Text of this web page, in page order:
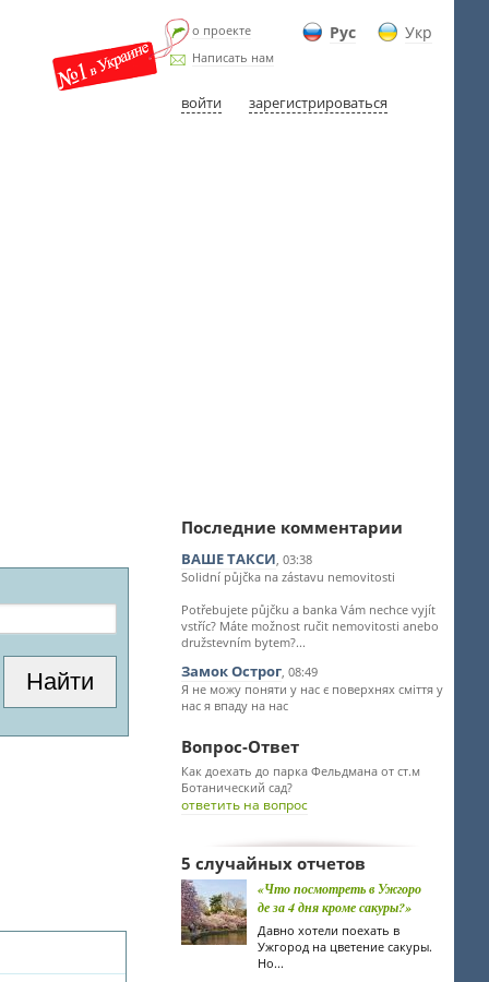
Рус Укр
о проекте
Написать нам
войти зарегистрироваться
Последние комментарии
ВАШЕ ТАКСИ, 03:38
Solidní půjčka na zástavu nemovitosti
Potřebujete půjčku a banka Vám nechce vyjít
vstříc? Máte možnost ručit nemovitosti anebo
družstevním bytem?...
Замок Острог, 08:49
Я не можу поняти у нас є поверхнях сміття у
нас я впаду на нас
Вопрос-Ответ
Как доехать до парка Фельдмана от ст.м
Ботанический сад?
ответить на вопрос
5 случайных отчетов
«Что посмотреть в Ужгоро
де за 4 дня кроме сакуры?»
Давно хотели поехать в
Ужгород на цветение сакуры.
Но...